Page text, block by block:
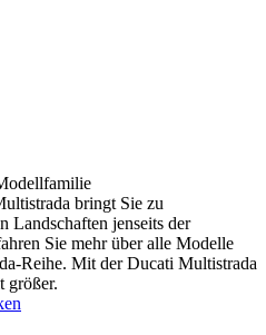
bringt Sie zu
Landschaften jenseits der
Sie mehr über alle Modelle
Reihe. Mit der Ducati Multistrada
größer.